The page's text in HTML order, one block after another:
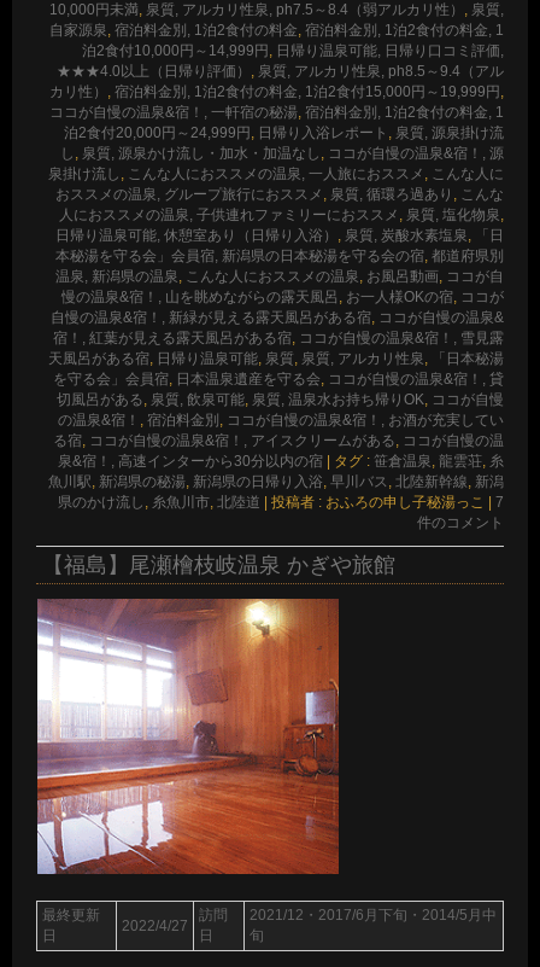
10,000円未満, 泉質, アルカリ性泉, ph7.5～8.4（弱アルカリ性） , 泉質,
自家源泉, 宿泊料金別, 1泊2食付の料金, 宿泊料金別, 1泊2食付の料金, 1
泊2食付10,000円～14,999円 , 日帰り温泉可能, 日帰り口コミ評価,
★★★4.0以上（日帰り評価） , 泉質, アルカリ性泉, ph8.5～9.4（アル
カリ性） , 宿泊料金別, 1泊2食付の料金, 1泊2食付15,000円～19,999円 ,
ココが自慢の温泉&宿！, 一軒宿の秘湯, 宿泊料金別, 1泊2食付の料金, 1
泊2食付20,000円～24,999円 , 日帰り入浴レポート , 泉質, 源泉掛け流
し , 泉質, 源泉かけ流し・加水・加温なし , ココが自慢の温泉&宿！, 源
泉掛け流し , こんな人におススメの温泉, 一人旅におススメ , こんな人に
おススメの温泉, グループ旅行におススメ , 泉質, 循環ろ過あり , こんな
人におススメの温泉, 子供連れファミリーにおススメ , 泉質, 塩化物泉,
日帰り温泉可能, 休憩室あり（日帰り入浴） , 泉質, 炭酸水素塩泉,
「日
本秘湯を守る会」会員宿, 新潟県の日本秘湯を守る会の宿, 都道府県別
温泉, 新潟県の温泉, こんな人におススメの温泉, お風呂動画, ココが自
慢の温泉&宿！, 山を眺めながらの露天風呂 , お一人様OKの宿, ココが
自慢の温泉&宿！, 新緑が見える露天風呂がある宿, ココが自慢の温泉&
宿！, 紅葉が見える露天風呂がある宿, ココが自慢の温泉&宿！, 雪見露
天風呂がある宿, 日帰り温泉可能, 泉質, 泉質, アルカリ性泉,
「日本秘湯
を守る会」会員宿, 日本温泉遺産を守る会, ココが自慢の温泉&宿！, 貸
切風呂がある, 泉質, 飲泉可能, 泉質, 温泉水お持ち帰りOK, ココが自慢
の温泉&宿！ , 宿泊料金別 , ココが自慢の温泉&宿！, お酒が充実してい
る宿, ココが自慢の温泉&宿！, アイスクリームがある, ココが自慢の温
泉&宿！, 高速インターから30分以内の宿
タグ : 笹倉温泉, 龍雲荘, 糸
魚川駅, 新潟県の秘湯, 新潟県の日帰り入浴, 早川バス , 北陸新幹線, 新潟
県のかけ流し , 糸魚川市, 北陸道 投稿者 : おふろの申し子秘湯っこ
7
件のコメント
【福島】尾瀬檜枝岐温泉 かぎや旅館
最終更新
日
2022/4/27
訪問
日
2021/12・2017/6月下旬・2014/5月中
旬